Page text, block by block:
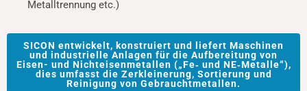
Metalltrennung etc.)
SICON entwickelt, konstruiert und liefert Maschinen
und industrielle Anlagen für die Aufbereitung von
Eisen- und Nichteisenmetallen („Fe‐ und NE‐Metalle“),
dies umfasst die Zerkleinerung, Sortierung und
Reinigung von Gebrauchtmetallen.